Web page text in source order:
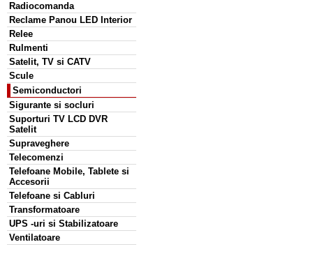
Radiocomanda
Reclame Panou LED Interior
Relee
Rulmenti
Satelit, TV si CATV
Scule
Semiconductori
Sigurante si socluri
Suporturi TV LCD DVR
Satelit
Supraveghere
Telecomenzi
Telefoane Mobile, Tablete si
Accesorii
Telefoane si Cabluri
Transformatoare
UPS -uri si Stabilizatoare
Ventilatoare